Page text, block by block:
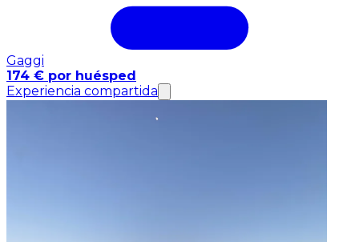
Gaggi
174 € por huésped
Experiencia compartida